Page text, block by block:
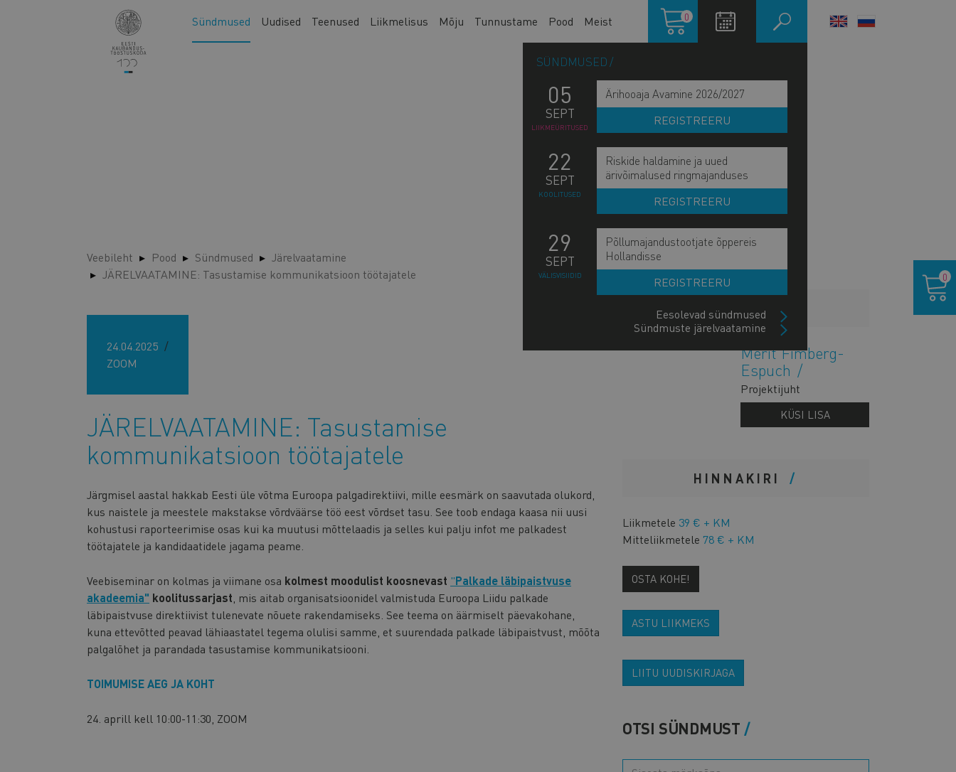
Main
navigation
Sündmused Uudised Teenused Liikmelisus Mõju Tunnustame Pood Meist
Ostukorv
0
SÜNDMUSED
05
SEPT
LIIKMEÜRITUSED
Ärihooaja Avamine 2026/2027
REGISTREERU
22
SEPT
KOOLITUSED
Riskide haldamine ja uued
ärivõimalused ringmajanduses
REGISTREERU
29
SEPT
VÄLISVISIIDID
Põllumajandustootjate õppereis
Hollandisse
REGISTREERU
Eesolevad sündmused
Sündmuste järelvaatamine
LANGUAGE
Veebileht Pood Sündmused
Järelvaatamine
JÄRELVAATAMINE: Tasustamise kommunikatsioon töötajatele
24.04.2025
ZOOM
JÄRELVAATAMINE: Tasustamise
kommunikatsioon töötajatele
Järgmisel aastal hakkab Eesti üle võtma Euroopa palgadirektiivi, mille eesmärk on saavutada olukord,
kus naistele ja meestele makstakse võrdväärse töö eest võrdset tasu. See toob endaga kaasa nii uusi
kohustusi raporteerimise osas kui ka muutusi mõttelaadis ja selles kui palju infot me palkadest
töötajatele ja kandidaatidele jagama peame.
Veebiseminar on kolmas ja viimane osa kolmest moodulist koosnevast "Palkade läbipaistvuse
akadeemia" koolitussarjast , mis aitab organisatsioonidel valmistuda Euroopa Liidu palkade
läbipaistvuse direktiivist tulenevate nõuete rakendamiseks. See teema on äärmiselt päevakohane,
kuna ettevõtted peavad lähiaastatel tegema olulisi samme, et suurendada palkade läbipaistvust, mõõta
palgalõhet ja parandada tasustamise kommunikatsiooni.
TOIMUMISE AEG JA KOHT
24. aprill kell 10:00-11:30, ZOOM
0
LISAINFO
Merit Fimberg-
Espuch
Projektijuht
KÜSI LISA
HINNAKIRI
Liikmetele 39 € + KM
Mitteliikmetele 78 € + KM
OSTA KOHE!
ASTU LIIKMEKS
LIITU UUDISKIRJAGA
OTSI SÜNDMUST